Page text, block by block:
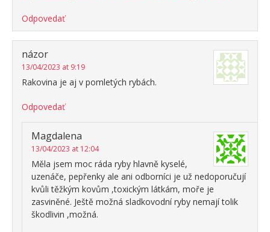
Odpovedať
názor
13/04/2023 at 9:19
Rakovina je aj v pomletých rybách.
Odpovedať
Magdalena
13/04/2023 at 12:04
Měla jsem moc ráda ryby hlavně kyselé,
uzenáče, pepřenky ale ani odborníci je už nedoporučují
kvůli těžkým kovům ,toxickým látkám, moře je
zasviněné. Ještě možná sladkovodní ryby nemají tolik
škodlivin ,možná.